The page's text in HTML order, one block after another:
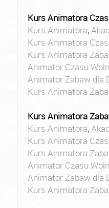
Kurs Animatora
Kurs Animatora,
Kurs Animatora
Kurs Animatora
Animator Czasu
Animator Zabaw dla
Kurs Animatora
Kurs Animatora
Kurs Animatora,
Kurs Animatora
Kurs Animatora
Animator Czasu
Animator Zabaw dla
Kurs Animatora